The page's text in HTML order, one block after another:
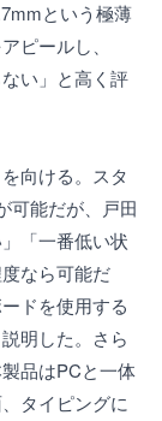
という極薄
ピールし、
い」と高く評
向ける。スタ
可能だが、戸田
「一番低い状
なら可能だ
ドを使用する
明した。さら
品はPCと一体
タイピングに